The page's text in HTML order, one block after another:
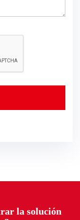
la solución